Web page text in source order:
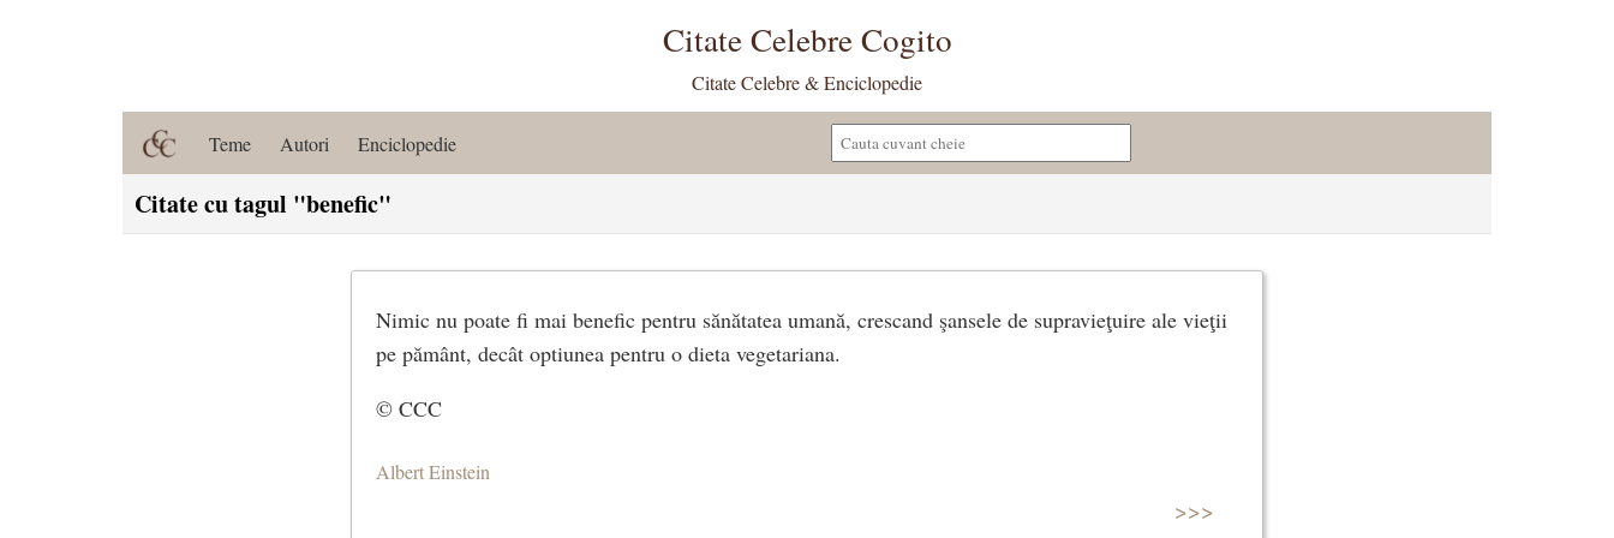
Citate Celebre Cogito
Citate Celebre & Enciclopedie
Teme Autori Enciclopedie
Citate cu tagul "benefic"
Nimic nu poate fi mai benefic pentru sănătatea umană, crescand şansele de supravieţuire ale vieţii
pe pământ, decât optiunea pentru o dieta vegetariana.
© CCC
Albert Einstein
>>>